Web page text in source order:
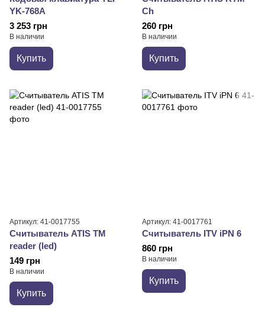
YK-768A
3 253 грн
В наличии
Купить
Ch
260 грн
В наличии
Купить
Артикул: 41-0017755
Считыватель ATIS TM
reader (led)
149 грн
В наличии
Купить
Артикул: 41-0017761
Считыватель ITV iPN 6
860 грн
В наличии
Купить